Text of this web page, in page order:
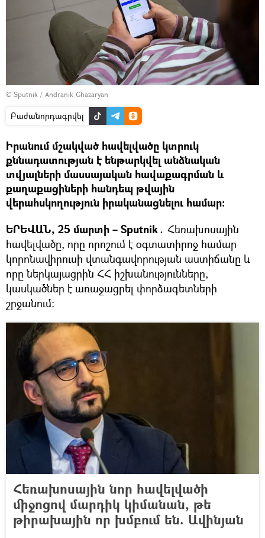
© Sputnik / Andranik Ghazaryan
Բաժանորդագրվել
Իրանում մշակված հավելվածը կտրուկ
քննադատության է ենթարկվել անձնական
տվյալների մասսայական հավաքագրման և
քաղաքացիների հանդեպ թվային
վերահսկողություն իրականացնելու համար։
ԵՐԵՎԱՆ, 25 մարտի – Sputnik․ Հեռախոսային
հավելվածը, որը որոշում է օգտատիրոջ համար
կորոնավիրուսի վտանգավորության աստիճանը և
որը ներկայացրին ՀՀ իշխանությունները,
կասկածներ է առաջացրել փորձագետների
շրջանում։
Հեռախոսային նոր հավելվածի
միջոցով մարդիկ կիմանան, թե
թիրախային որ խմբում են. Ավինյան